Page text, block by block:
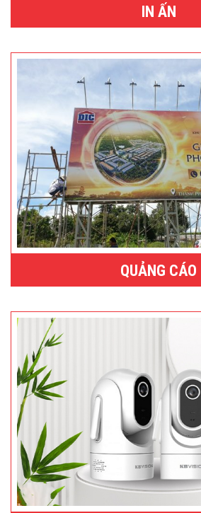
IN ẤN
QUẢNG CÁO